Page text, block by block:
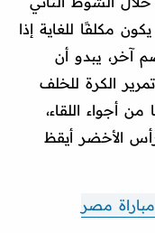
مكلفًا للغاية إذا
آخر، يبدو أن
الكرة للخلف
أجواء اللقاء،
الأخضر أيقظ
مصر